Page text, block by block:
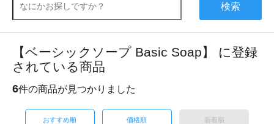
検索
【ベーシックソープ Basic Soap】 に登録
されている商品
6件の商品が見つかりました
おすすめ順 価格順 新着順